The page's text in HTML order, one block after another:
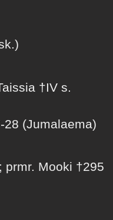
†IV s.
28 (Jumalaema)
prmr. Mooki †295